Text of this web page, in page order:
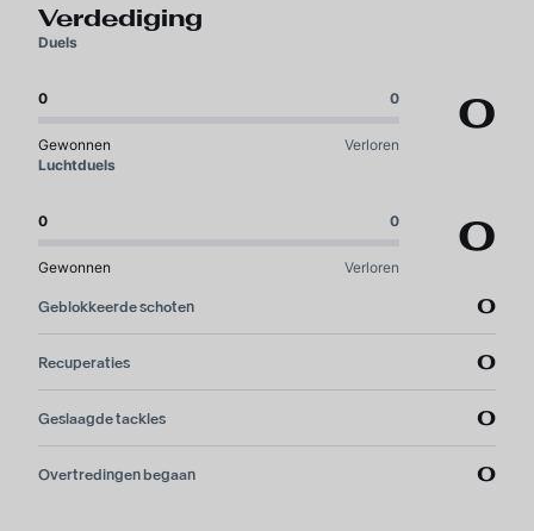
Verdediging
Duels
0 0
Gewonnen Verloren
0
Luchtduels
0 0
Gewonnen Verloren
0
Geblokkeerde schoten 0
Recuperaties 0
Geslaagde tackles 0
Overtredingen begaan 0